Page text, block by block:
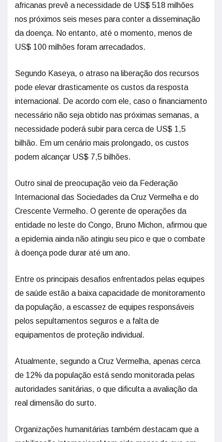
africanas prevê a necessidade de US$ 518 milhões
nos próximos seis meses para conter a disseminação
da doença. No entanto, até o momento, menos de
US$ 100 milhões foram arrecadados.
Segundo Kaseya, o atraso na liberação dos recursos
pode elevar drasticamente os custos da resposta
internacional. De acordo com ele, caso o financiamento
necessário não seja obtido nas próximas semanas, a
necessidade poderá subir para cerca de US$ 1,5
bilhão. Em um cenário mais prolongado, os custos
podem alcançar US$ 7,5 bilhões.
Outro sinal de preocupação veio da Federação
Internacional das Sociedades da Cruz Vermelha e do
Crescente Vermelho. O gerente de operações da
entidade no leste do Congo, Bruno Michon, afirmou que
a epidemia ainda não atingiu seu pico e que o combate
à doença pode durar até um ano.
Entre os principais desafios enfrentados pelas equipes
de saúde estão a baixa capacidade de monitoramento
da população, a escassez de equipes responsáveis
pelos sepultamentos seguros e a falta de
equipamentos de proteção individual.
Atualmente, segundo a Cruz Vermelha, apenas cerca
de 12% da população está sendo monitorada pelas
autoridades sanitárias, o que dificulta a avaliação da
real dimensão do surto.
Organizações humanitárias também destacam que a